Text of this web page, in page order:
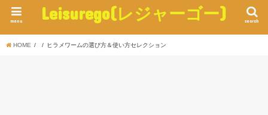
Leisurego(レジャーゴー) search
menu
HOME ヒラメワームの選び方＆使い方セレクション